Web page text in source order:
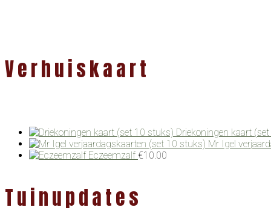
Verhuiskaart
Driekoningen kaart
Mr Igel
Eczeemzalf €10.00
Tuinupdates